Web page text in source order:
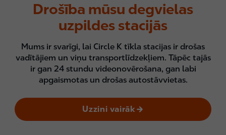
Drošība mūsu degvielas
uzpildes stacijās
Mums ir svarīgi, lai Circle K tīkla stacijas ir drošas
vadītājiem un viņu transportlīdzekļiem. Tāpēc tajās
ir gan 24 stundu videonovērošana, gan labi
apgaismotas un drošas autostāvvietas.
Uzzini vairāk